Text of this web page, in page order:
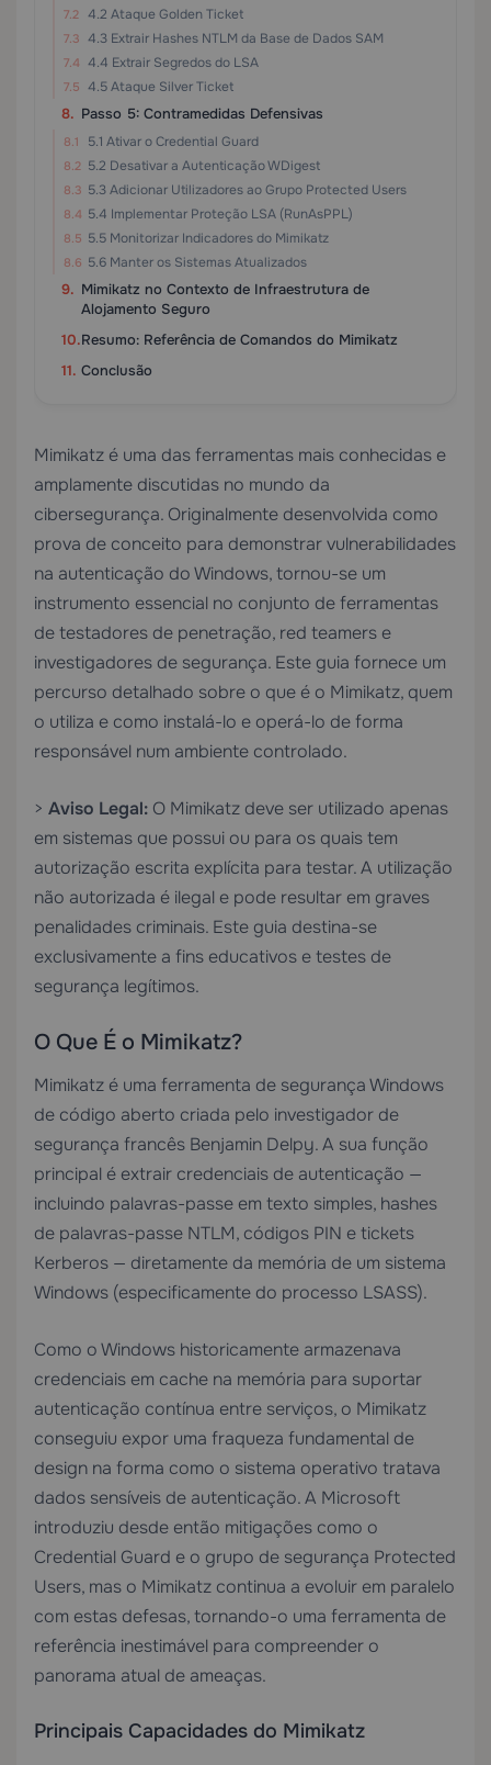
4.2 Ataque Golden Ticket
4.3 Extrair Hashes NTLM da Base de Dados SAM
4.4 Extrair Segredos do LSA
4.5 Ataque Silver Ticket
Passo 5: Contramedidas Defensivas
5.1 Ativar o Credential Guard
5.2 Desativar a Autenticação WDigest
5.3 Adicionar Utilizadores ao Grupo Protected Users
5.4 Implementar Proteção LSA (RunAsPPL)
5.5 Monitorizar Indicadores do Mimikatz
5.6 Manter os Sistemas Atualizados
Mimikatz no Contexto de Infraestrutura de
Alojamento Seguro
Resumo: Referência de Comandos do Mimikatz
Conclusão
Mimikatz é uma das ferramentas mais conhecidas e
amplamente discutidas no mundo da
cibersegurança. Originalmente desenvolvida como
prova de conceito para demonstrar vulnerabilidades
na autenticação do Windows, tornou-se um
instrumento essencial no conjunto de ferramentas
de testadores de penetração, red teamers e
investigadores de segurança. Este guia fornece um
percurso detalhado sobre o que é o Mimikatz, quem
o utiliza e como instalá-lo e operá-lo de forma
responsável num ambiente controlado.
> Aviso Legal: O Mimikatz deve ser utilizado apenas
em sistemas que possui ou para os quais tem
autorização escrita explícita para testar. A utilização
não autorizada é ilegal e pode resultar em graves
penalidades criminais. Este guia destina-se
exclusivamente a fins educativos e testes de
segurança legítimos.
O Que É o Mimikatz?
Mimikatz é uma ferramenta de segurança Windows
de código aberto criada pelo investigador de
segurança francês Benjamin Delpy. A sua função
principal é extrair credenciais de autenticação —
incluindo palavras-passe em texto simples, hashes
de palavras-passe NTLM, códigos PIN e tickets
Kerberos — diretamente da memória de um sistema
Windows (especificamente do processo LSASS).
Como o Windows historicamente armazenava
credenciais em cache na memória para suportar
autenticação contínua entre serviços, o Mimikatz
conseguiu expor uma fraqueza fundamental de
design na forma como o sistema operativo tratava
dados sensíveis de autenticação. A Microsoft
introduziu desde então mitigações como o
Credential Guard e o grupo de segurança Protected
Users, mas o Mimikatz continua a evoluir em paralelo
com estas defesas, tornando-o uma ferramenta de
referência inestimável para compreender o
panorama atual de ameaças.
Principais Capacidades do Mimikatz